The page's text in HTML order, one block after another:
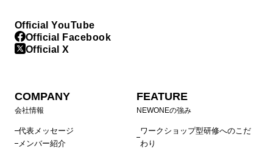
Official YouTube
Official Facebook
Official X
COMPANY
会社情報
代表メッセージ
メンバー紹介
FEATURE
NEWONEの強み
ワークショップ型研修へのこだ
わり